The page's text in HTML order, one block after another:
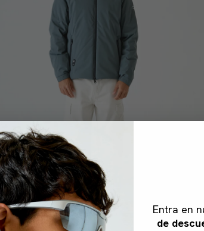
Entra en
de